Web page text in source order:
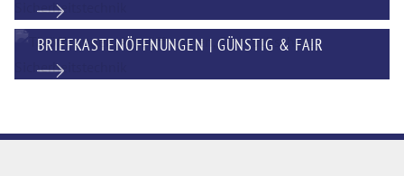
BRIEFKASTENÖFFNUNGEN | GÜNSTIG & FAIR